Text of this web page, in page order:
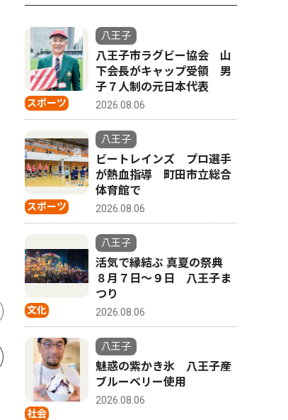
社会
八王子 2026.08.06
八王子商工会議所 「甲子
園」に役立てて 実践へ応援
金２００万円
スポーツ
八王子
八王子市ラグビー協会 山
下会長がキャップ受領 男
子７人制の元日本代表
2026.08.06
スポーツ
八王子
ビートレインズ プロ選手
が熱血指導 町田市立総合
体育館で
2026.08.06
文化
八王子
活気で縁結ぶ 真夏の祭典
８月７日〜９日 八王子ま
つり
2026.08.06
社会
八王子
魅惑の紫かき氷 八王子産
ブルーベリー使用
2026.08.06